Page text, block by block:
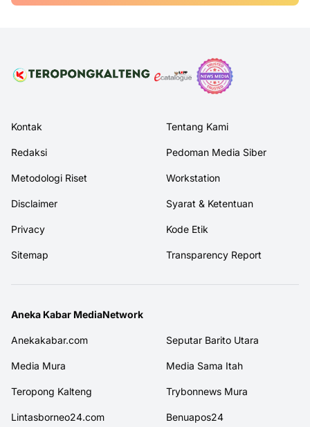
Kontak Tentang Kami
Redaksi Pedoman Media Siber
Metodologi Riset Workstation
Disclaimer Syarat & Ketentuan
Privacy Kode Etik
Sitemap Transparency Report
Aneka Kabar MediaNetwork
Anekakabar.com Seputar Barito Utara
Media Mura Media Sama Itah
Teropong Kalteng Trybonnews Mura
Lintasborneo24.com Benuapos24